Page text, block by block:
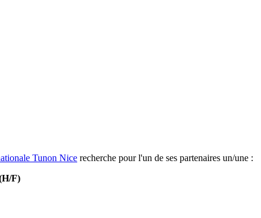
Tunon Nice recherche pour l'un de ses partenaires un/une :
F)